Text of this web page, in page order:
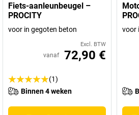
Fiets-aanleunbeugel –
PROCITY
voor in gegoten beton
Excl. BTW
vanaf 72,90 €
(1)
Binnen 4 weken
voor